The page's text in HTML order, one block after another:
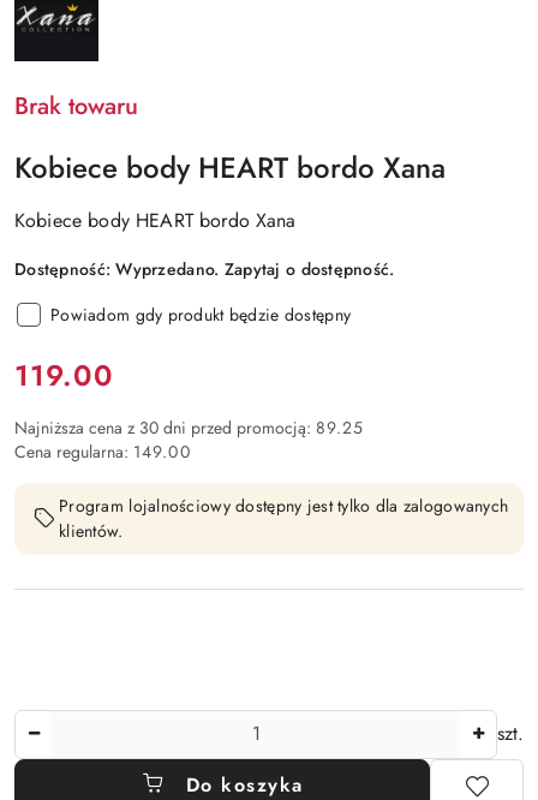
XANA
Brak towaru
Kobiece body HEART bordo Xana
Kobiece body HEART bordo Xana
Dostępność:Wyprzedano. Zapytaj o dostępność.
Powiadom gdy produkt będzie dostępny
Cena:
119.00
Najniższa cena z 30 dni przed promocją: 89.25
Cena regularna: 149.00
Program lojalnościowy dostępny jest tylko dla zalogowanych
klientów.
szt.
Do koszyka